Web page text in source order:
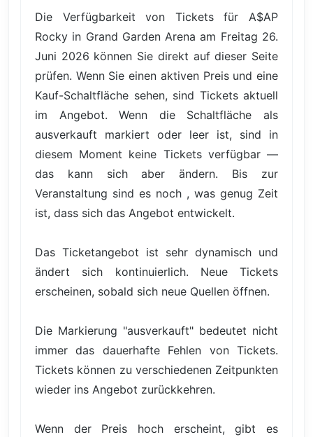
Die Verfügbarkeit von Tickets für A$AP
Rocky in Grand Garden Arena am Freitag 26.
Juni 2026 können Sie direkt auf dieser Seite
prüfen. Wenn Sie einen aktiven Preis und eine
Kauf-Schaltfläche sehen, sind Tickets aktuell
im Angebot. Wenn die Schaltfläche als
ausverkauft markiert oder leer ist, sind in
diesem Moment keine Tickets verfügbar —
das kann sich aber ändern. Bis zur
Veranstaltung sind es noch , was genug Zeit
ist, dass sich das Angebot entwickelt.
Das Ticketangebot ist sehr dynamisch und
ändert sich kontinuierlich. Neue Tickets
erscheinen, sobald sich neue Quellen öffnen.
Die Markierung "ausverkauft" bedeutet nicht
immer das dauerhafte Fehlen von Tickets.
Tickets können zu verschiedenen Zeitpunkten
wieder ins Angebot zurückkehren.
Wenn der Preis hoch erscheint, gibt es